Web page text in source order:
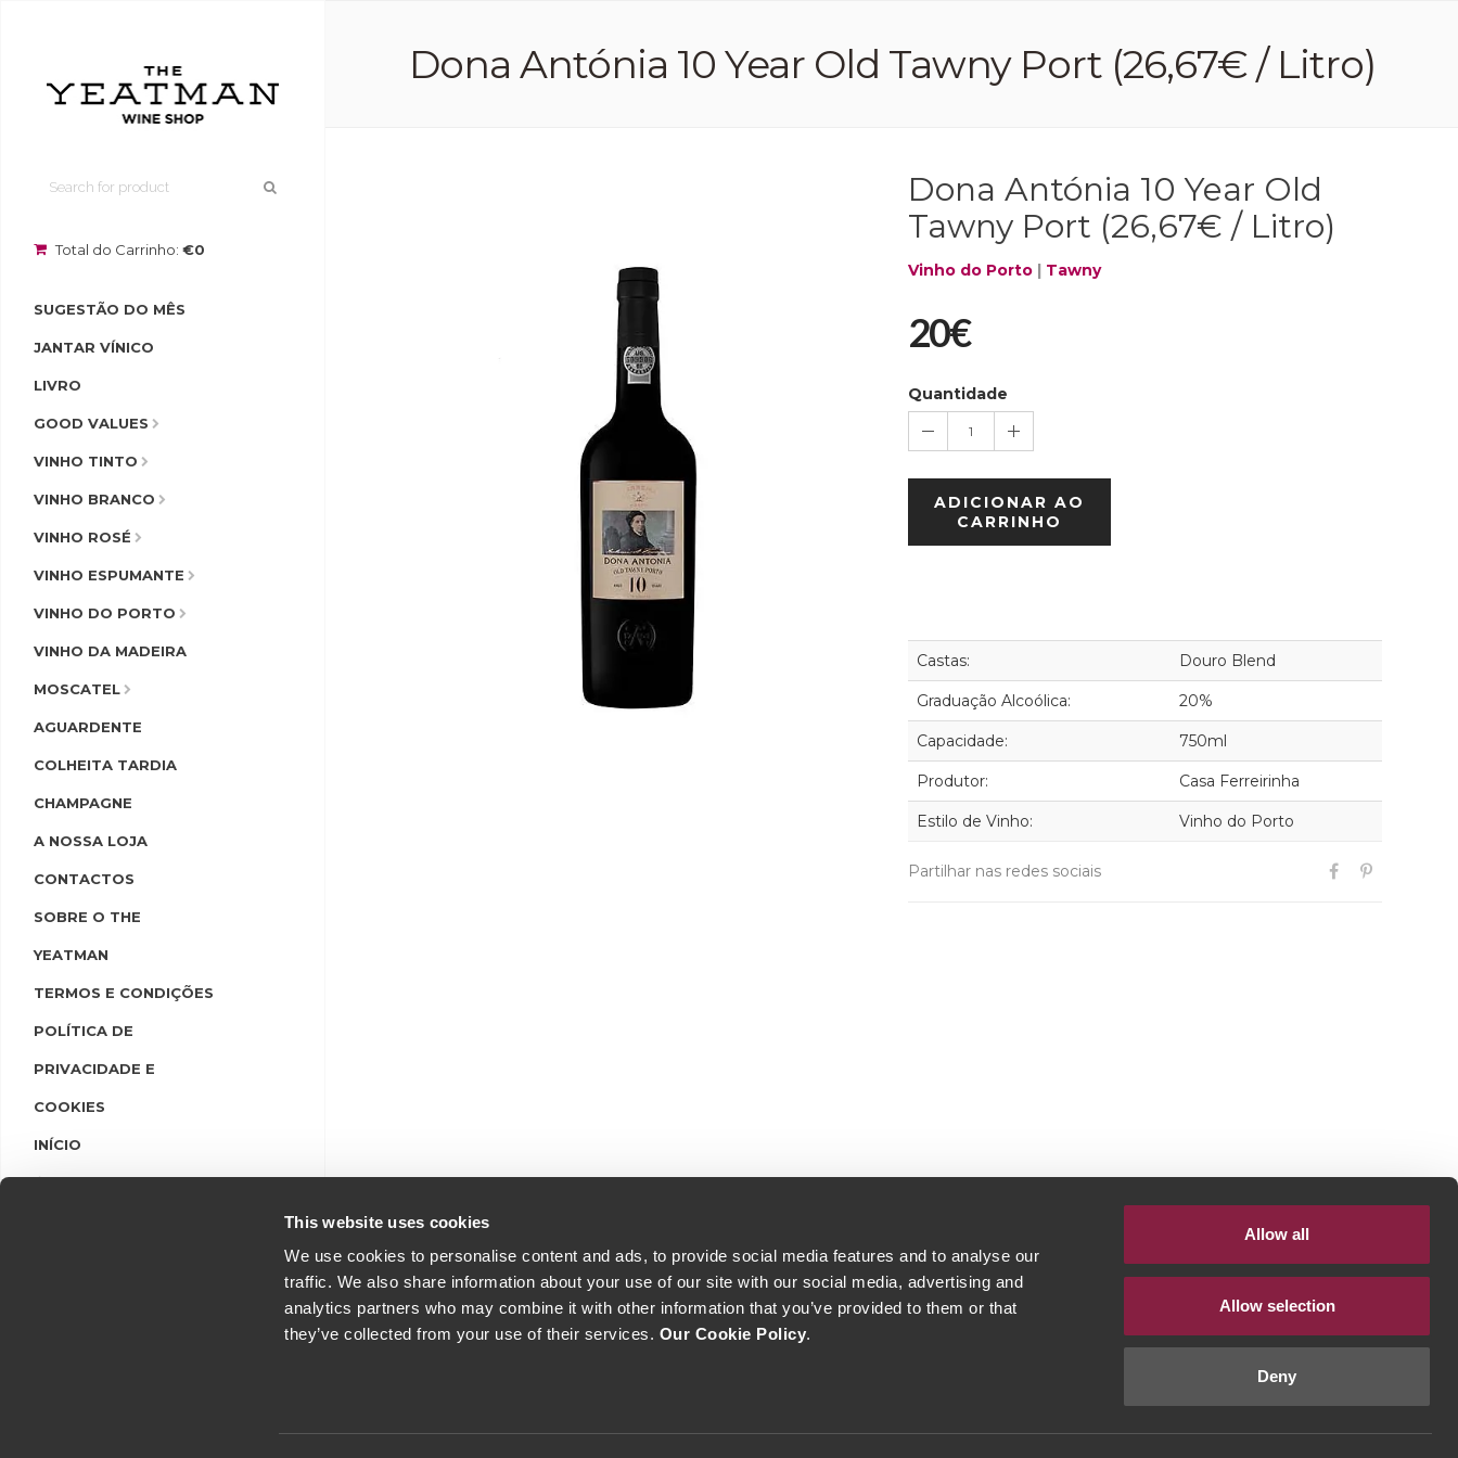
This website uses cookies
We use cookies to personalise content and ads, to provide social media features and to analyse our
traffic. We also share information about your use of our site with our social media, advertising and
analytics partners who may combine it with other information that you’ve provided to them or that
they’ve collected from your use of their services. Our Cookie Policy.
Allow all
Allow selection
Deny
Total do Carrinho: €0
SUGESTÃO DO MÊS
JANTAR VÍNICO
LIVRO
GOOD VALUES
VINHO TINTO
VINHO BRANCO
VINHO ROSÉ
VINHO ESPUMANTE
VINHO DO PORTO
VINHO DA MADEIRA
MOSCATEL
AGUARDENTE
COLHEITA TARDIA
CHAMPAGNE
A NOSSA LOJA
CONTACTOS
SOBRE O THE
YEATMAN
TERMOS E CONDIÇÕES
POLÍTICA DE
PRIVACIDADE E
COOKIES
INÍCIO
LINGUAS
Dona Antónia 10 Year Old Tawny Port (26,67€ / Litro)
Dona Antónia 10 Year Old
Tawny Port (26,67€ / Litro)
Vinho do Porto | Tawny
20€
Quantidade
1
ADICIONAR AO
CARRINHO
Castas: Douro Blend
Graduação Alcoólica: 20%
Capacidade: 750ml
Produtor: Casa Ferreirinha
Estilo de Vinho: Vinho do Porto
Partilhar nas redes sociais